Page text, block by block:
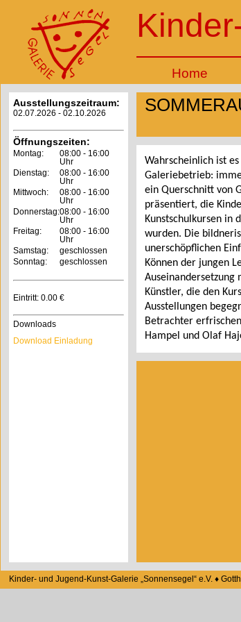
Home
Ausstellungszeitraum:
02.07.2026 - 02.10.2026
Öffnungszeiten:
Montag:
08:00 - 16:00
Uhr
Dienstag:
08:00 - 16:00
Uhr
Mittwoch:
08:00 - 16:00
Uhr
Donnerstag:08:00 - 16:00
Uhr
Freitag:
08:00 - 16:00
Uhr
Samstag:
geschlossen
Sonntag:
geschlossen
Eintritt: 0.00 €
Downloads
Download Einladung
Wahrscheinlich ist
Galeriebetrieb:
ein Querschnitt von
präsentiert, die
Kunstschulkursen in
wurden. Die
unerschöpflichen
Können der jungen
Auseinandersetzung
Künstler, die den
Ausstellungen
Betrachter
Hampel und Olaf
manchmal auch
Kinder- und Jugend-Kunst-Galerie „Sonnensegel“ e.V. ♦